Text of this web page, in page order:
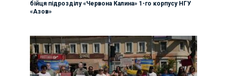
бійця підрозділу «Червона Калина» 1-го корпусу НГУ
«Азов»